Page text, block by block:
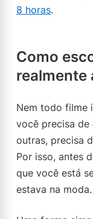
8 horas.
Como
realmente
Nem todo filme
você precisa de
outras, precisa
Por isso, antes
que você está
estava na moda.